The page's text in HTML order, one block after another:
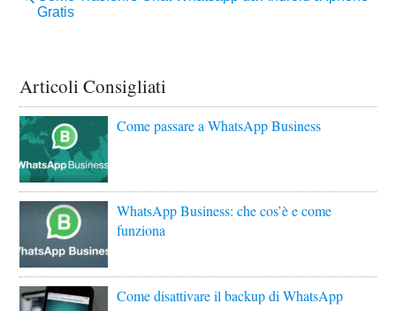
Articoli Consigliati
Come passare a WhatsApp Business
WhatsApp Business: che cos’è e come
funziona
Come disattivare il backup di WhatsApp